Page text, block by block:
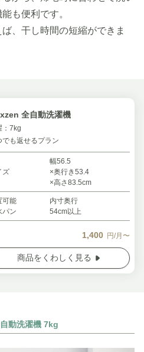
も便利です。
、干し時間の短縮ができま
全自動洗濯機
：7kg
でも返せるプラン
ズ
幅56.5
×奥行き53.4
×高さ83.5cm
可能
パン
内寸奥行
54cm以上
1,400 円/月〜
商品をくわしく見る
動洗濯機 7kg